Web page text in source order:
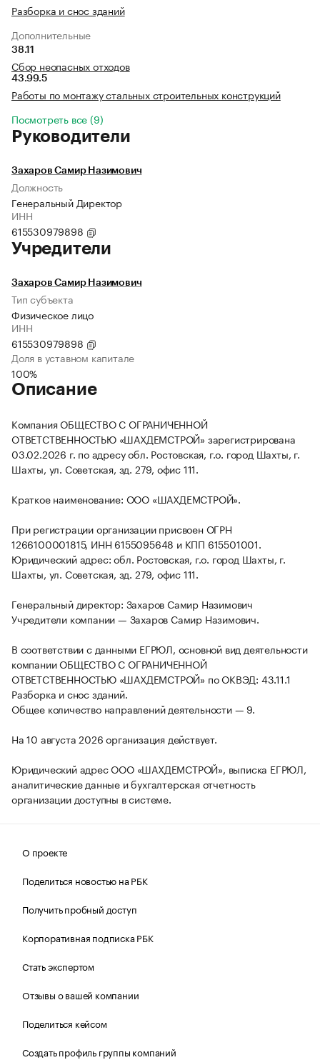
Разборка и снос зданий
Дополнительные
38.11
Сбор неопасных отходов
43.99.5
Работы по монтажу стальных строительных конструкций
Посмотреть все (9)
Руководители
Захаров Самир Назимович
Должность
Генеральный Директор
ИНН
615530979898
Учредители
Захаров Самир Назимович
Тип субъекта
Физическое лицо
ИНН
615530979898
Доля в уставном капитале
100%
Описание
Компания ОБЩЕСТВО С ОГРАНИЧЕННОЙ
ОТВЕТСТВЕННОСТЬЮ «ШАХДЕМСТРОЙ» зарегистрирована
03.02.2026 г. по адресу обл. Ростовская, г.о. город Шахты, г.
Шахты, ул. Советская, зд. 279, офис 111.
Краткое наименование: ООО «ШАХДЕМСТРОЙ».
При регистрации организации присвоен ОГРН
1266100001815, ИНН 6155095648 и КПП 615501001.
Юридический адрес: обл. Ростовская, г.о. город Шахты, г.
Шахты, ул. Советская, зд. 279, офис 111.
Генеральный директор: Захаров Самир Назимович
Учредители компании — Захаров Самир Назимович.
В соответствии с данными ЕГРЮЛ, основной вид деятельности
компании ОБЩЕСТВО С ОГРАНИЧЕННОЙ
ОТВЕТСТВЕННОСТЬЮ «ШАХДЕМСТРОЙ» по ОКВЭД: 43.11.1
Разборка и снос зданий.
Общее количество направлений деятельности — 9.
На 10 августа 2026 организация действует.
Юридический адрес ООО «ШАХДЕМСТРОЙ», выписка ЕГРЮЛ,
аналитические данные и бухгалтерская отчетность
организации доступны в системе.
О проекте
Поделиться новостью на РБК
Получить пробный доступ
Корпоративная подписка РБК
Стать экспертом
Отзывы о вашей компании
Поделиться кейсом
Создать профиль группы компаний